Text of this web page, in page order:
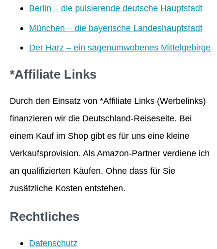
Berlin – die pulsierende deutsche Hauptstadt
München – die bayerische Landeshauptstadt
Der Harz – ein sagenumwobenes Mittelgebirge
*Affiliate Links
Durch den Einsatz von *Affiliate Links (Werbelinks)
finanzieren wir die Deutschland-Reiseseite. Bei
einem Kauf im Shop gibt es für uns eine kleine
Verkaufsprovision. Als Amazon-Partner verdiene ich
an qualifizierten Käufen. Ohne dass für Sie
zusätzliche Kosten entstehen.
Rechtliches
Datenschutz